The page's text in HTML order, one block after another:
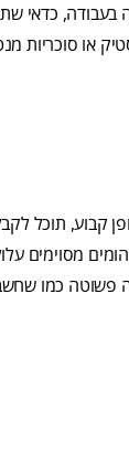
כדאי
או סוכריות
תוכל
פשוטה כמו